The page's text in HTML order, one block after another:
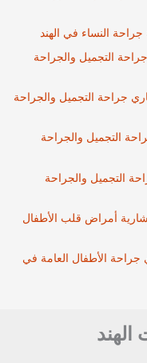
النساء في الهند
التجميل والجراحة
جراحة التجميل والجراحة
التجميل والجراحة
التجميل والجراحة
أمراض قلب الأطفال
الأطفال العامة في
الهند